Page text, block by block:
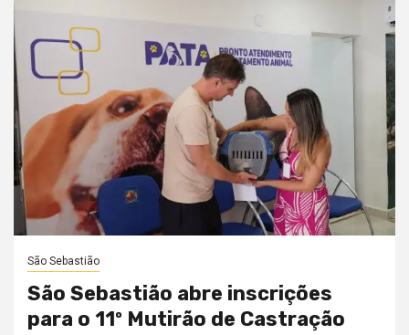
São Sebastião
São Sebastião abre inscrições
para o 11º Mutirão de Castração